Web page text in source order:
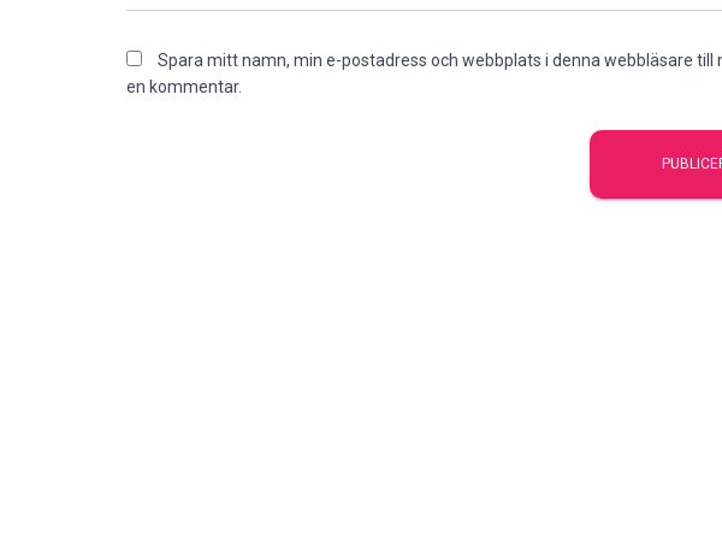
Spara mitt namn, min e-postadress och webbplats i denna webbläsare till
en kommentar.